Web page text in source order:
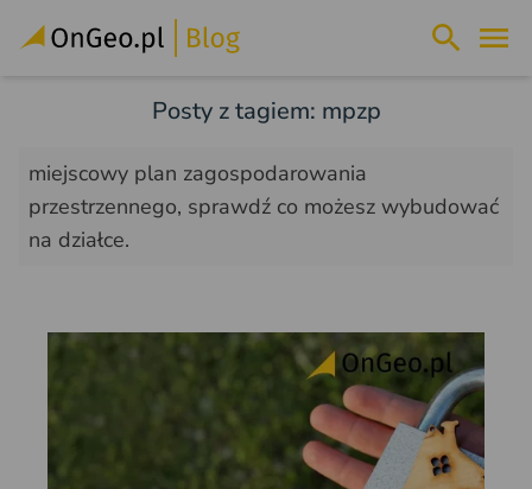
Posty z tagiem: mpzp
miejscowy plan zagospodarowania
przestrzennego, sprawdź co możesz wybudować
na działce.